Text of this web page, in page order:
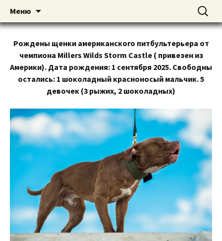
DOGNIK BULLS
American pitbull terrier kennel DOGNIK
BULLS Europe. ADBA registered. APBT
puppies for sale. Worldwide shipping
Меню
содержимому
Найти:
Рождены щенки американского питбультерьера от
чемпиона Millers Wilds Storm Castle ( привезен из
Америки). Дата рождения: 1 сентября 2025. Свободны
остались: 1 шоколадный красноносый мальчик. 5
девочек (3 рыжих, 2 шоколадных)